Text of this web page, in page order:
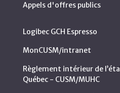
Appels d'offres publics
Logibec GCH Espresso
MonCUSM/intranet
Règlement intérieur de
Québec - CUSM/MUHC